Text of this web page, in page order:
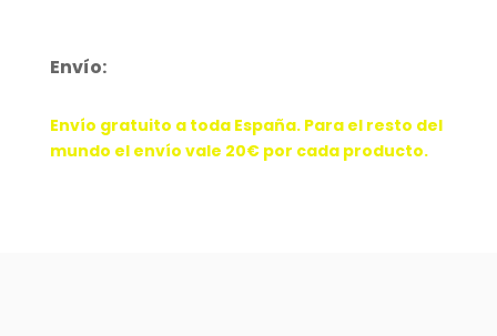
Envío:
Envío gratuito a toda España. Para el resto del
mundo el envío vale 20€ por cada producto.